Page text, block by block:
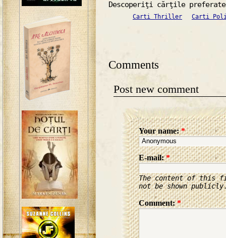
Descoperiţi cărţile
Carti Thriller Carti
Comments
Post new comment
Your name:*
E-mail:*
The content of this
not be shown
Comment:*